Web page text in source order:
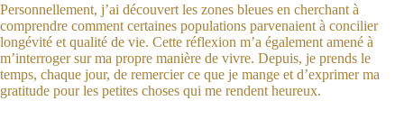
Personnellement, j’ai découvert les zones bleues en cherchant à
comprendre comment certaines populations parvenaient à concilier
longévité et qualité de vie. Cette réflexion m’a également amené à
m’interroger sur ma propre manière de vivre. Depuis, je prends le
temps, chaque jour, de remercier ce que je mange et d’exprimer ma
gratitude pour les petites choses qui me rendent heureux.